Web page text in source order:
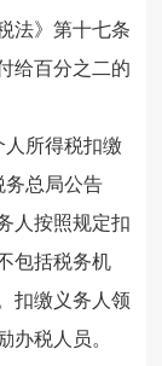
法》第十七条
给百分之二的
所得税扣缴
务总局公告
人按照规定扣
包括税务机
扣缴义务人领
办税人员。